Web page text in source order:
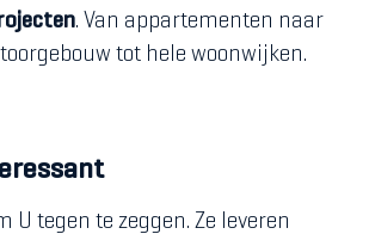
. Van appartementen naar
tot hele woonwijken.
U tegen te zeggen. Ze leveren